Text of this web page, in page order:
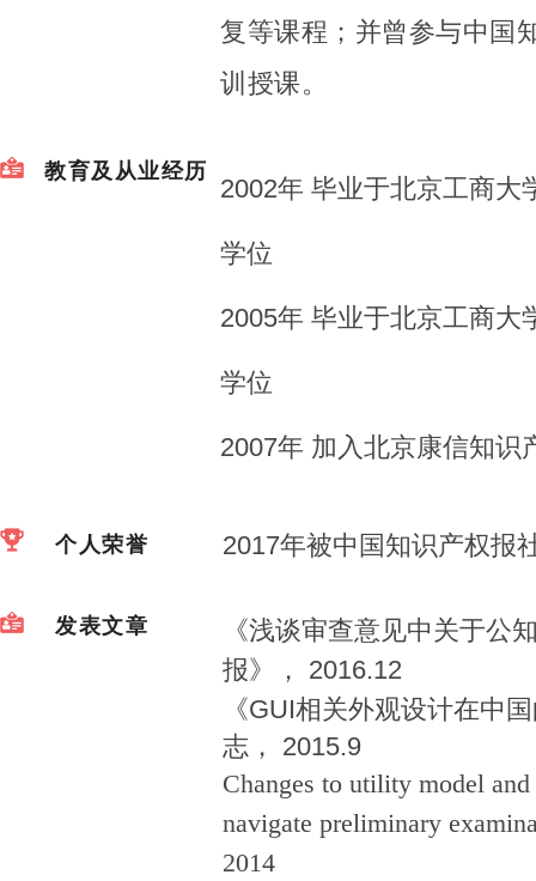
复等课程；并曾参与中国
训授课。
教育及从业经历
2002年 毕业于北京工商大
学位
2005年 毕业于北京工商大
学位
2007年 加入北京康信知识
个人荣誉 2017年被中国知识产权报
发表文章
《浅谈审查意见中关于公
报》，
2016.12
《GUI相关外观设计在中
志，
2015.9
Changes to utility model
navigate preliminary
2014